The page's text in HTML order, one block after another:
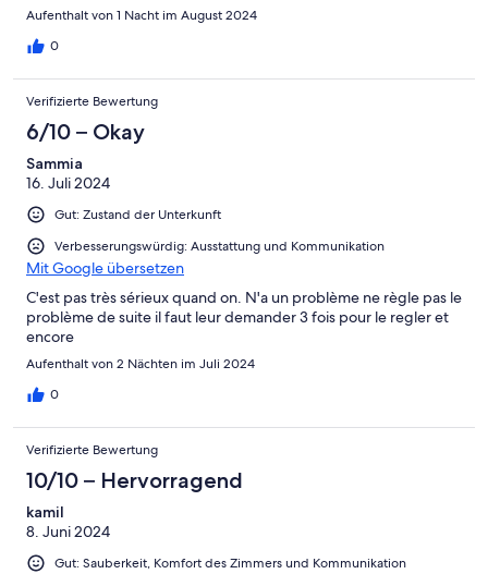
Aufenthalt von 1 Nacht im August 2024
0
Verifizierte Bewertung
6/10 – Okay
Sammia
16. Juli 2024
Gut: Zustand der Unterkunft
Verbesserungswürdig: Ausstattung und Kommunikation
Mit Google übersetzen
C'est pas très sérieux quand on. N'a un problème ne règle pas le
problème de suite il faut leur demander 3 fois pour le regler et
encore
Aufenthalt von 2 Nächten im Juli 2024
0
Verifizierte Bewertung
10/10 – Hervorragend
kamil
8. Juni 2024
Gut: Sauberkeit, Komfort des Zimmers und Kommunikation